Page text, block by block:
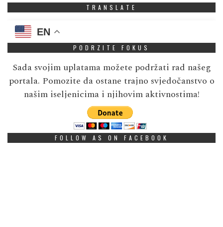
TRANSLATE
EN
PODRZITE FOKUS
Sada svojim uplatama možete podržati rad našeg
portala. Pomozite da ostane trajno svjedočanstvo o
našim iseljenicima i njihovim aktivnostima!
FOLLOW AS ON FACEBOOK